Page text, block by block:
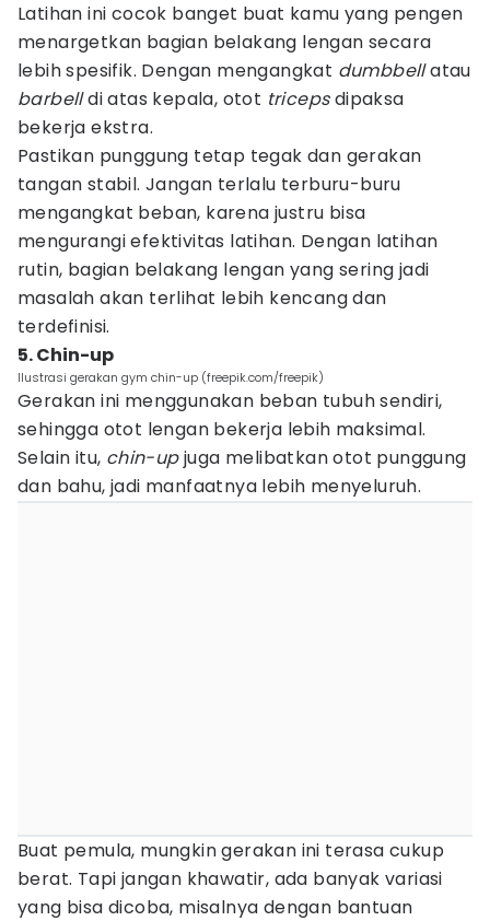
Latihan ini cocok banget buat kamu yang pengen
menargetkan bagian belakang lengan secara
lebih spesifik. Dengan mengangkat dumbbellatau
barbelldi atas kepala, otot tricepsdipaksa
bekerja ekstra.
Pastikan punggung tetap tegak dan gerakan
tangan stabil. Jangan terlalu terburu-buru
mengangkat beban, karena justru bisa
mengurangi efektivitas latihan. Dengan latihan
rutin, bagian belakang lengan yang sering jadi
masalah akan terlihat lebih kencang dan
terdefinisi.
5. Chin-up
Ilustrasi gerakan gym chin-up (freepik.com/freepik)
Gerakan ini menggunakan beban tubuh sendiri,
sehingga otot lengan bekerja lebih maksimal.
Selain itu, chin-upjuga melibatkan otot punggung
dan bahu, jadi manfaatnya lebih menyeluruh.
Buat pemula, mungkin gerakan ini terasa cukup
berat. Tapi jangan khawatir, ada banyak variasi
yang bisa dicoba, misalnya dengan bantuan